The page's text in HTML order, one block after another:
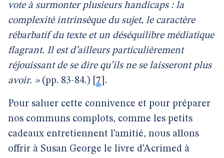
vote à surmonter plusieurs handicaps : la
complexité intrinsèque du sujet, le caractère
rébarbatif du texte et un déséquilibre médiatique
flagrant. Il est d’ailleurs particulièrement
réjouissant de se dire qu’ils ne se laisseront plus
avoir. » (pp. 83-84.) 7 .
Pour saluer cette connivence et pour préparer
nos communs complots, comme les petits
cadeaux entretiennent l’amitié, nous allons
offrir à Susan George le livre d’Acrimed à